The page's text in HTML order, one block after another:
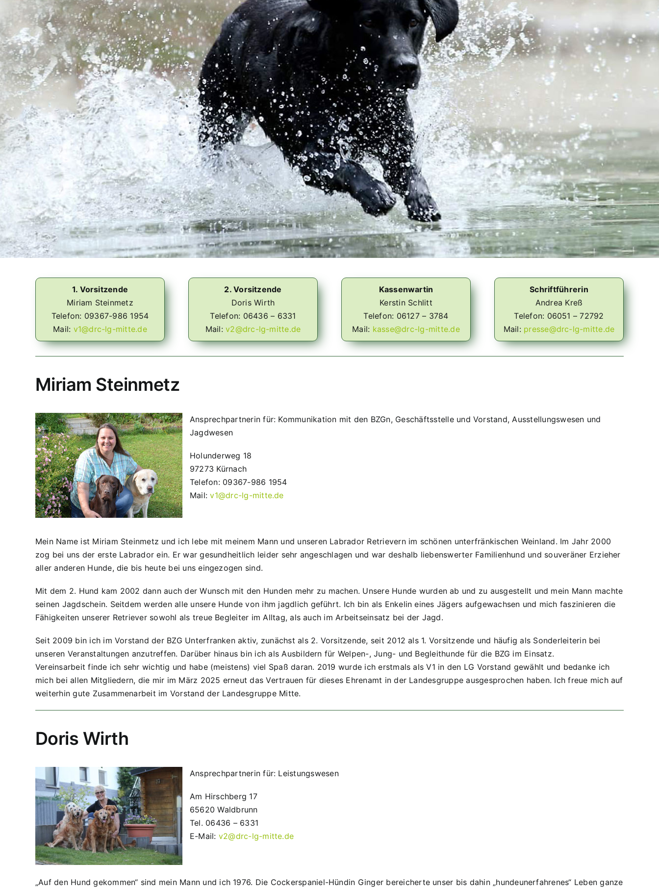
1. Vorsitzende
Miriam Steinmetz
Telefon: 09367-986 1954
Mail: v1@drc-lg-mitte.de
2. Vorsitzende
Doris Wirth
Telefon: 06436 – 6331
Mail:v2@drc-lg-mitte.de
Kassenwartin
Kerstin Schlitt
Telefon: 06127 – 3784
Mail: kasse@drc-lg-mitte.de
Schriftführerin
Andrea Kreß
Telefon: 06051 – 72792
Mail: presse@drc-lg-mitte.de
Miriam Steinmetz
Ansprechpartnerin für: Kommunikation mit den BZGn, Geschäftsstelle und Vorstand, Ausstellungswesen und
Jagdwesen
Holunderweg 18
97273 Kürnach
Telefon: 09367-986 1954
Mail:v1@drc-lg-mitte.de
Mein Name ist Miriam Steinmetz und ich lebe mit meinem Mann und unseren Labrador Retrievern im schönen unterfränkischen Weinland. Im Jahr 2000
zog bei uns der erste Labrador ein. Er war gesundheitlich leider sehr angeschlagen und war deshalb liebenswerter Familienhund und souveräner Erzieher
aller anderen Hunde, die bis heute bei uns eingezogen sind.
Mit dem 2. Hund kam 2002 dann auch der Wunsch mit den Hunden mehr zu machen. Unsere Hunde wurden ab und zu ausgestellt und mein Mann machte
seinen Jagdschein. Seitdem werden alle unsere Hunde von ihm jagdlich geführt. Ich bin als Enkelin eines Jägers aufgewachsen und mich faszinieren die
Fähigkeiten unserer Retriever sowohl als treue Begleiter im Alltag, als auch im Arbeitseinsatz bei der Jagd.
Seit 2009 bin ich im Vorstand der BZG Unterfranken aktiv, zunächst als 2. Vorsitzende, seit 2012 als 1. Vorsitzende und häufig als Sonderleiterin bei
unseren Veranstaltungen anzutreffen. Darüber hinaus bin ich als Ausbildern für Welpen-, Jung- und Begleithunde für die BZG im Einsatz.
Vereinsarbeit finde ich sehr wichtig und habe (meistens) viel Spaß daran. 2019 wurde ich erstmals als V1 in den LG Vorstand gewählt und bedanke ich
mich bei allen Mitgliedern, die mir im März 2025 erneut das Vertrauen für dieses Ehrenamt in der Landesgruppe ausgesprochen haben. Ich freue mich auf
weiterhin gute Zusammenarbeit im Vorstand der Landesgruppe Mitte.
Doris Wirth
Ansprechpartnerin für: Leistungswesen
Am Hirschberg 17
65620 Waldbrunn
Tel. 06436 – 6331
E-Mail: v2@drc-lg-mitte.de
„Auf den Hund gekommen“ sind mein Mann und ich 1976. Die Cockerspaniel-Hündin Ginger bereicherte unser bis dahin „hundeunerfahrenes“ Leben ganze